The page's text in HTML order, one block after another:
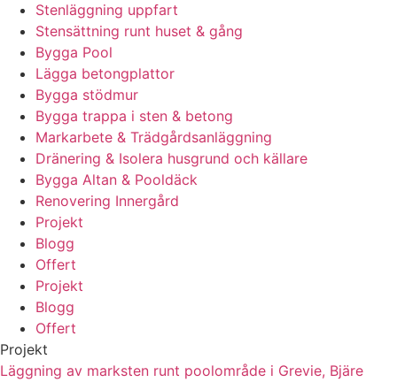
Stenläggning uppfart
Stensättning runt huset & gång
Bygga Pool
Lägga betongplattor
Bygga stödmur
Bygga trappa i sten & betong
Markarbete & Trädgårdsanläggning
Dränering & Isolera husgrund och källare
Bygga Altan & Pooldäck
Renovering Innergård
Projekt
Blogg
Offert
Projekt
Blogg
Offert
Projekt
Läggning av marksten runt poolområde i Grevie, Bjäre